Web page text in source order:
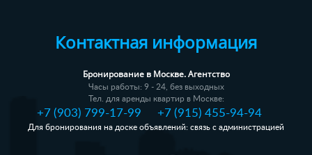
Контактная информация
Бронирование в Москве. Агентство
Часы работы: 9 - 24, без выходных
Тел. для аренды квартир в Москве:
+7 (903) 799-17-99 +7 (915) 455-94-94
Для бронирования на доске объявлений: связь с администрацией